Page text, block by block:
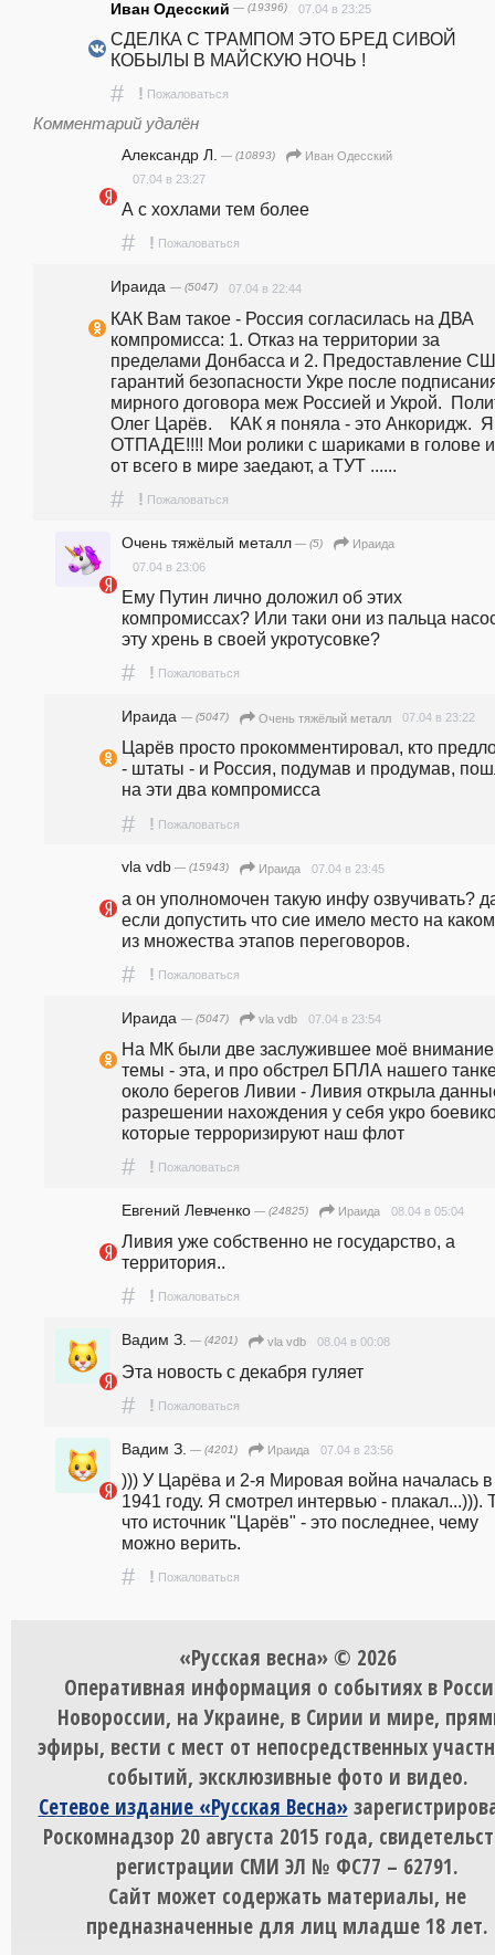
Иван Одесский — (19396) 07.04 в 23:25
СДЕЛКА С ТРАМПОМ ЭТО БРЕД СИВОЙ
КОБЫЛЫ В МАЙСКУЮ НОЧЬ !
# ! Пожаловаться
Комментарий удалён
Александр Л.
— (10893)
Иван Одесский
07.04 в 23:27
А с хохлами тем более
# ! Пожаловаться
Ираида — (5047) 07.04 в 22:44
КАК Вам такое - Россия согласилась на ДВА
компромисса: 1. Отказ на территории за
пределами Донбасса и 2. Предоставление
гарантий безопасности Укре после
мирного договора меж Россией и Укрой.
Олег Царёв.    КАК я поняла - это Анкоридж.
ОТПАДЕ!!!! Мои ролики с шариками в голове и
от всего в мире заедают, а ТУТ ......
# ! Пожаловаться
Очень тяжёлый металл — (5)
Ираида
07.04 в 23:06
Ему Путин лично доложил об этих
компромиссах? Или таки они из пальца
эту хрень в своей укротусовке?
# ! Пожаловаться
Ираида — (5047) Очень тяжёлый металл 07.04 в 23:22
Царёв просто прокомментировал, кто
- штаты - и Россия, подумав и продумав,
на эти два компромисса
# ! Пожаловаться
vla vdb — (15943) Ираида 07.04 в 23:45
а он уполномочен такую инфу озвучивать?
если допустить что сие имело место на
из множества этапов переговоров.
# ! Пожаловаться
Ираида — (5047) vla vdb 07.04 в 23:54
На МК были две заслужившее моё внимание
темы - эта, и про обстрел БПЛА нашего
около берегов Ливии - Ливия открыла
разрешении нахождения у себя укро
которые терроризируют наш флот
# ! Пожаловаться
Евгений Левченко — (24825) Ираида 08.04 в 05:04
Ливия уже собственно не государство, а
территория..
# ! Пожаловаться
Вадим З. — (4201) vla vdb 08.04 в 00:08
Эта новость с декабря гуляет
# ! Пожаловаться
Вадим З. — (4201) Ираида 07.04 в 23:56
))) У Царёва и 2-я Мировая война началась в
1941 году. Я смотрел интервью - плакал...))).
что источник "Царёв" - это последнее, чему
можно верить.
# ! Пожаловаться
«Русская весна» © 2026
Оперативная информация о событиях в
Новороссии, на Украине, в Сирии и мире,
эфиры, вести с мест от непосредственных
событий, эксклюзивные фото и видео.
Сетевое издание «Русская Весна»
Роскомнадзор 20 августа 2015 года,
регистрации СМИ ЭЛ № ФС77 – 62791.
Сайт может содержать материалы, не
предназначенные для лиц младше 18 лет.